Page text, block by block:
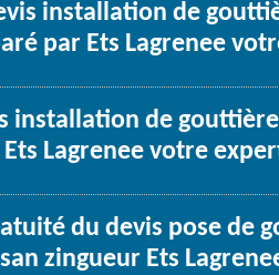
installation de
par Ets Lagrenee
installation de
Ets Lagrenee votre
du devis pose de
zingueur Ets